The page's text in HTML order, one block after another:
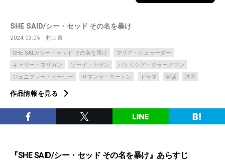
SHE SAID/シー・セッド その名を暴け
2024.03.05 村山章
SHE SAID/シー・セッド その名を暴け
マリア・シュラーダー
キャリー・マリガン
ゾーイ・カザン
パトリシア・クラークソン
ジェニファー・イーリー
サマンサ・モートン ドラマ 実話 洋画
作品情報を見る
『SHE SAID/シー・セッド その名を暴け』あらすじ